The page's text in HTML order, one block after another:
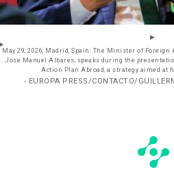
May 29, 2026, Madrid, Spain: The Minister of
Jose Manuel Albares, speaks during the presentation of the the 2026-2028
Action Plan Abroad, a strategy aimed at
- EUROPA PRESS/CONTACTO/